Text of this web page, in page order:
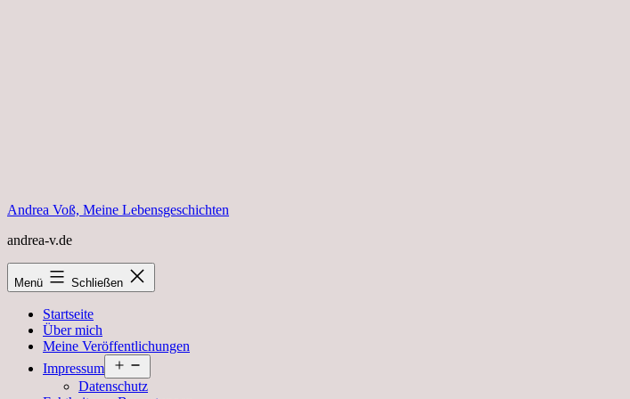
Andrea Voß, Meine Lebensgeschichten
andrea-v.de
Menü Schließen
Startseite
Über mich
Meine Veröffentlichungen
Impressum
öffnen
Datenschutz